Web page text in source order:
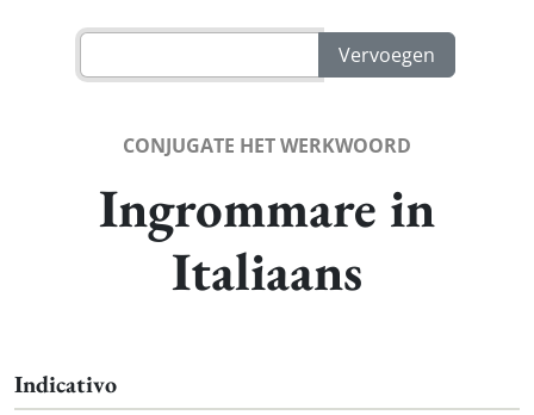
CONJUGATE HET WERKWOORD
Ingrommare in
Italiaans
Indicativo